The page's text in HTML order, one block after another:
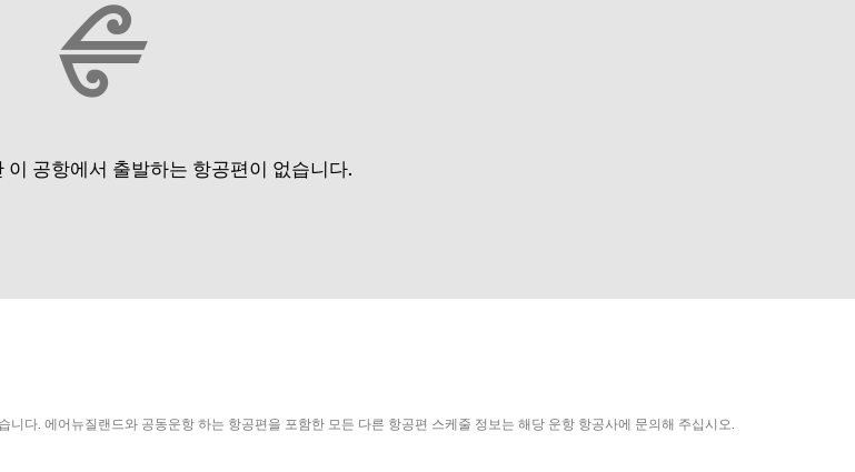
이 공항에서 출발하는 항공편이 없습니다.
다. 에어뉴질랜드와 공동운항 하는 항공편을 포함한 모든 다른 항공편 스케줄 정보는 해당 운항 항공사에 문의해 주십시오.